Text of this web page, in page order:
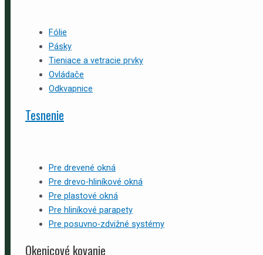
Fólie
Pásky
Tieniace a vetracie prvky
Ovládače
Odkvapnice
Tesnenie
Pre drevené okná
Pre drevo-hliníkové okná
Pre plastové okná
Pre hliníkové parapety
Pre posuvno-zdvižné systémy
Okenicové kovanie